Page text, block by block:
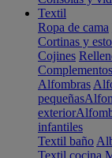
Textil
Ropa de cama
Cortinas y
Cojines
Alfombras
pequeñas
exterior
infantiles
Textil baño
Textil cocina